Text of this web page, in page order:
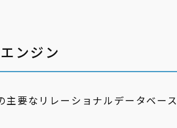
ンジン
要なリレーショナルデータベース